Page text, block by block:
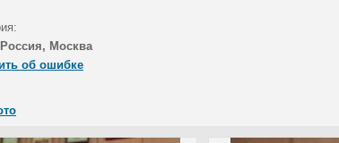
Россия, Москва
об ошибке